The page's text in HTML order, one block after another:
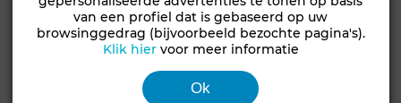
van een profiel dat is gebaseerd op uw
browsinggedrag (bijvoorbeeld bezochte pagina's).
Klik hiervoor meer informatie
Ok